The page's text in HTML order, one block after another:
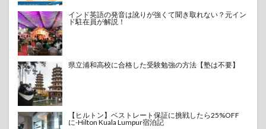
インド英語の発音は訛りが強くて聞き取れない？元イン
ド駐在員が解説！
県立浦和高校に合格した受験勉強の方法【塾は不要】
【ヒルトン】ベストレート保証に挑戦したら25%OFF
に-Hilton Kuala Lumpur宿泊記